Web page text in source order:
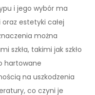
i jego wybór ma
estetyki całej
można
szkła, takimi jak szkło
hartowane
na uszkodzenia
co czyni je